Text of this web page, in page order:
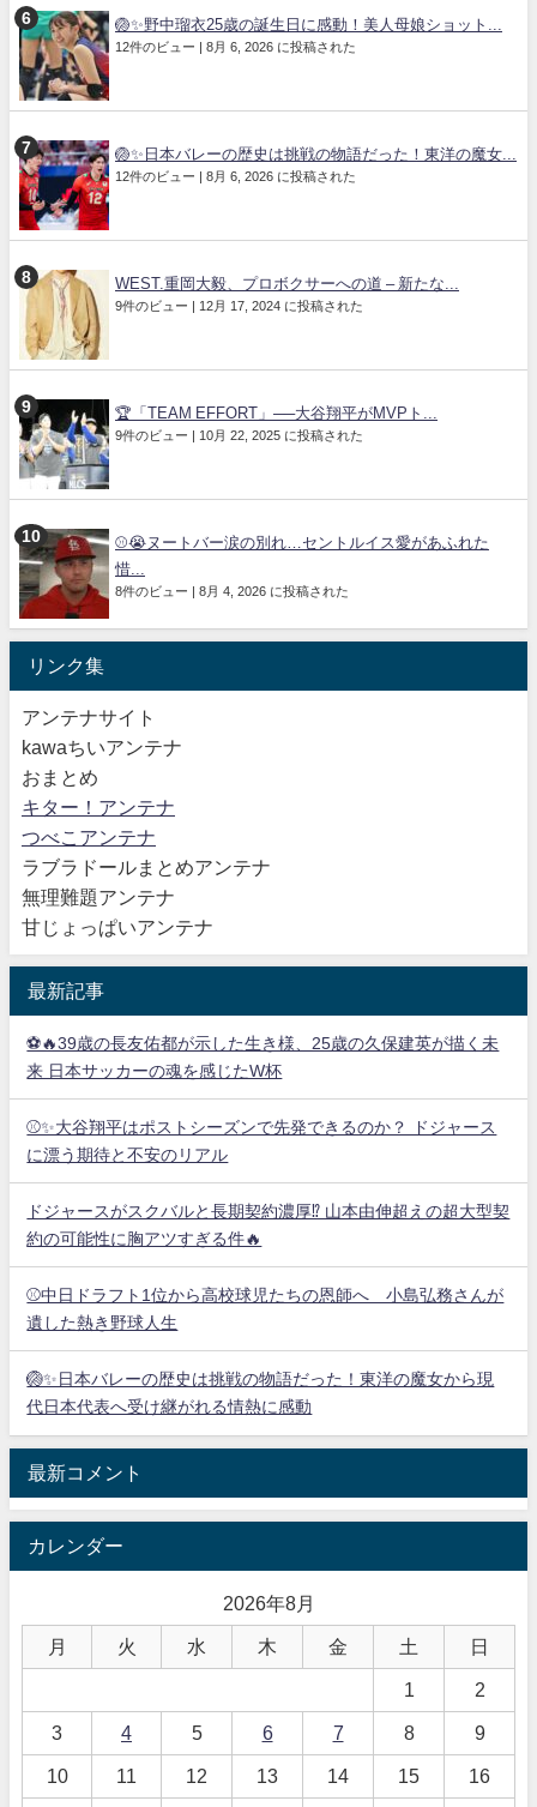
🏐✨野中瑠衣25歳の誕生日に感動！美人母娘ショット...
12件のビュー 8月 6, 2026 に投稿された
🏐✨日本バレーの歴史は挑戦の物語だった！東洋の魔女...
12件のビュー 8月 6, 2026 に投稿された
WEST.重岡大毅、プロボクサーへの道 – 新たな...
9件のビュー 12月 17, 2024 に投稿された
🏆「TEAM EFFORT」──大谷翔平がMVPト...
9件のビュー 10月 22, 2025 に投稿された
⚾😭ヌートバー涙の別れ…セントルイス愛があふれた
惜...
8件のビュー 8月 4, 2026 に投稿された
リンク集
アンテナサイト
kawaちいアンテナ
おまとめ
キター！アンテナ
つべこアンテナ
ラブラドールまとめアンテナ
無理難題アンテナ
甘じょっぱいアンテナ
最新記事
⚽🔥39歳の長友佑都が示した生き様、25歳の久保建英が描く未
来 日本サッカーの魂を感じたW杯
⚾✨大谷翔平はポストシーズンで先発できるのか？ ドジャース
に漂う期待と不安のリアル
ドジャースがスクバルと長期契約濃厚⁉︎ 山本由伸超えの超大型契
約の可能性に胸アツすぎる件🔥
⚾中日ドラフト1位から高校球児たちの恩師へ 小島弘務さんが
遺した熱き野球人生
🏐✨日本バレーの歴史は挑戦の物語だった！東洋の魔女から現
代日本代表へ受け継がれる情熱に感動
最新コメント
カレンダー
2026年8月
月 火 水 木 金 土 日
1 2
3 4 5 6 7 8 9
10 11 12 13 14 15 16